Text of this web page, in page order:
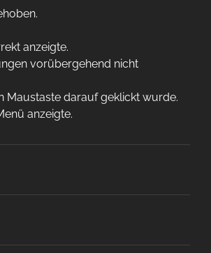
anzeigte.
vorübergehend nicht
Maustaste darauf geklickt wurde.
anzeigte.